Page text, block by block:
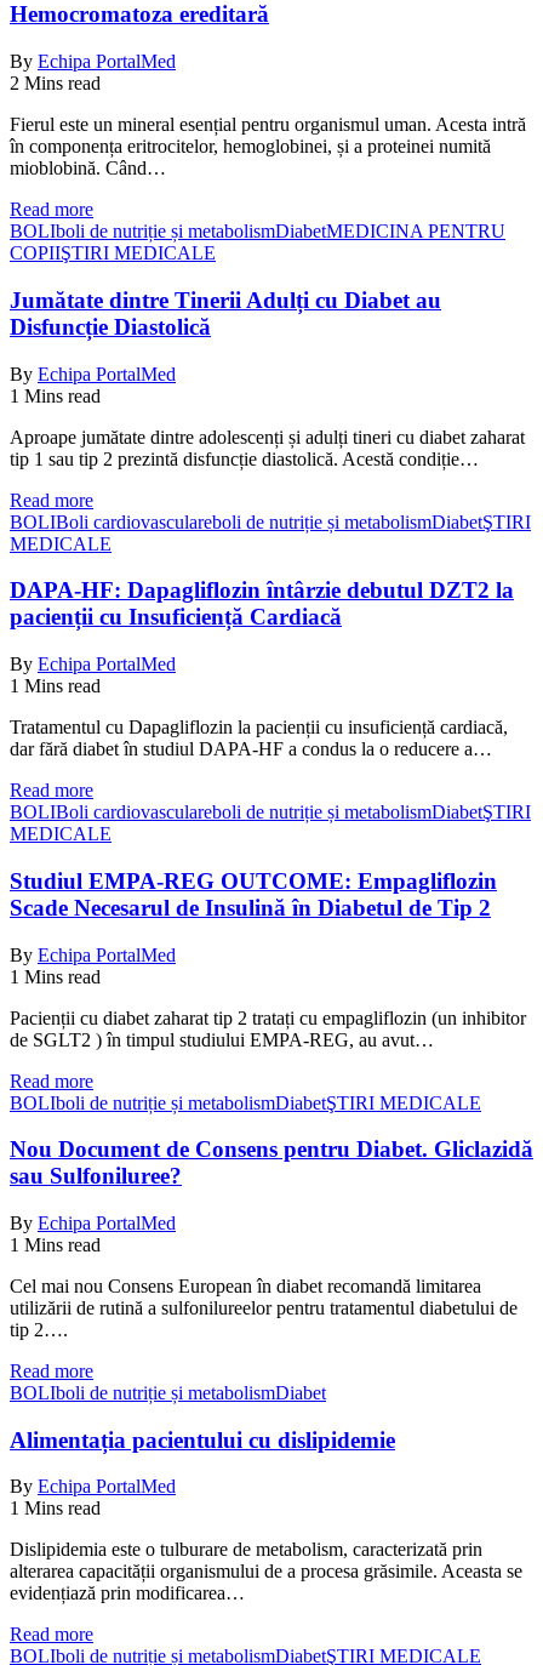
Hemocromatoza ereditară
By Echipa PortalMed
2 Mins read
Fierul este un mineral esențial pentru organismul uman. Acesta intră
în componența eritrocitelor, hemoglobinei, și a proteinei numită
mioblobină. Când…
Read more
BOLIboli de nutriție și metabolismDiabetMEDICINA PENTRU
COPIIŞTIRI MEDICALE
Jumătate dintre Tinerii Adulți cu Diabet au
Disfuncție Diastolică
By Echipa PortalMed
1 Mins read
Aproape jumătate dintre adolescenți și adulți tineri cu diabet zaharat
tip 1 sau tip 2 prezintă disfuncție diastolică. Acestă condiție…
Read more
BOLIBoli cardiovasculareboli de nutriție și metabolismDiabetŞTIRI
MEDICALE
DAPA-HF: Dapagliflozin întârzie debutul DZT2 la
pacienții cu Insuficiență Cardiacă
By Echipa PortalMed
1 Mins read
Tratamentul cu Dapagliflozin la pacienții cu insuficiență cardiacă,
dar fără diabet în studiul DAPA-HF a condus la o reducere a…
Read more
BOLIBoli cardiovasculareboli de nutriție și metabolismDiabetŞTIRI
MEDICALE
Studiul EMPA-REG OUTCOME: Empagliflozin
Scade Necesarul de Insulină în Diabetul de Tip 2
By Echipa PortalMed
1 Mins read
Pacienții cu diabet zaharat tip 2 tratați cu empagliflozin (un inhibitor
de SGLT2 ) în timpul studiului EMPA-REG, au avut…
Read more
BOLIboli de nutriție și metabolismDiabetŞTIRI MEDICALE
Nou Document de Consens pentru Diabet. Gliclazidă
sau Sulfoniluree?
By Echipa PortalMed
1 Mins read
Cel mai nou Consens European în diabet recomandă limitarea
utilizării de rutină a sulfonilureelor ​​pentru tratamentul diabetului de
tip 2….
Read more
BOLIboli de nutriție și metabolismDiabet
Alimentația pacientului cu dislipidemie
By Echipa PortalMed
1 Mins read
Dislipidemia este o tulburare de metabolism, caracterizată prin
alterarea capacității organismului de a procesa grăsimile. Aceasta se
evidențiază prin modificarea…
Read more
BOLIboli de nutriție și metabolismDiabetŞTIRI MEDICALE